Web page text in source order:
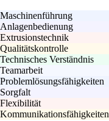
Maschinenführung
Anlagenbedienung
Extrusionstechnik
Qualitätskontrolle
Technisches Verständnis
Teamarbeit
Problemlösungsfähigkeiten
Sorgfalt
Flexibilität
Kommunikationsfähigkeiten